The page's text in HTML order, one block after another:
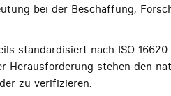
bei der Beschaffung,
standardisiert nach ISO
Herausforderung stehen den
zu verifizieren.